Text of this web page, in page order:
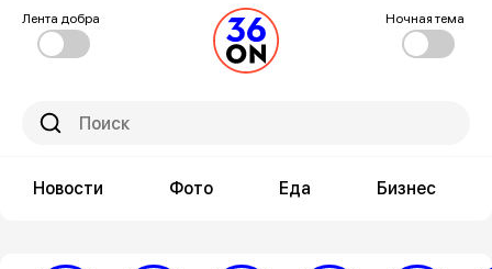
Лента добра Ночная тема
Новости Фото Еда Бизнес